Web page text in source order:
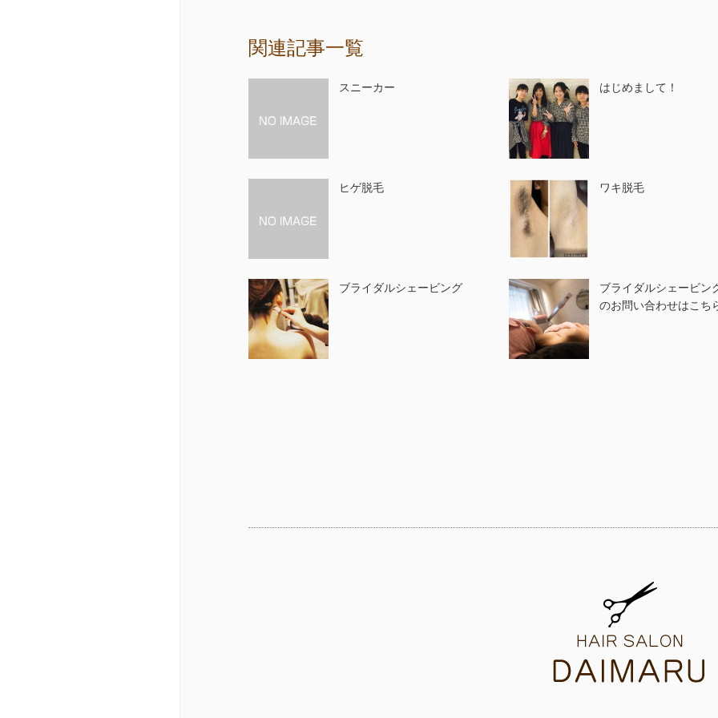
関連記事一覧
スニーカー はじめまして！
ヒゲ脱毛 ワキ脱毛
ブライダルシェービング
ブライダルシェービン
のお問い合わせはこち